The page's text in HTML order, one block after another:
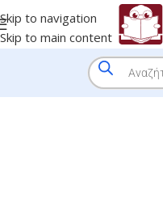
Skip to navigation
Skip to main content
BRANDS